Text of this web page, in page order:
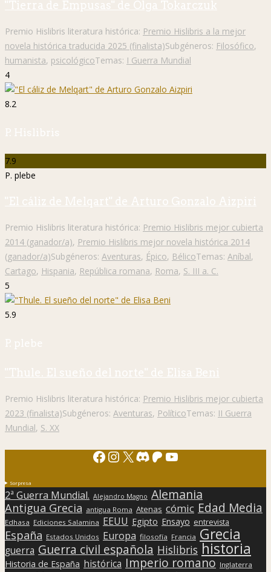
"Tierra de Empusas" de Olga Tokarczuk
Premio Hislibris literatura histórica: Premio Hislibris a la mejor
novela histórica traducida 2025 (finalista)Subgéneros: Filosófico,
humanista, psicológicoTemas: I Guerra Mundial
4
8.2
P. Hislibris
7.9
P. plebe
"El cáliz de Melqart" de Arturo Gonzalo Aizpiri
Premio Hislibris literatura histórica: Premio Hislibris mejor cubierta
2014 (ganador/a), Premio Hislibris mejor novela histórica 2014
(ganador/a)Subgéneros: Aventuras, Épico, BélicoTemas: Aníbal,
Cartago, Hispania, República romana, Roma, S. III a. C.
5
5.9
P. plebe
"Thule. El sueño del norte" de Elisa Beni
Premio Hislibris literatura histórica: Premio Hislibris mejor cubierta
2023 (finalista)Subgéneros: Aventuras, PolíticoTemas: II Guerra
Mundial, S. XX
Facebook
Instagram
X Discord
Patreon
YouTube
Sorpresa
2ª Guerra Mundial. Alejandro Magno Alemania
Antigua Grecia antigua Roma Atenas cómic Edad Media
Edhasa Ediciones Salamina EEUU Egipto Ensayo entrevista
España Estados Unidos Europa filosofía Francia Grecia
guerra Guerra civil española Hislibris historia
Historia de España histórica Imperio romano Inglaterra